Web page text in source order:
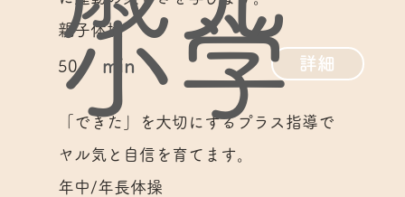
詳細
親子体操
50 min
「できた」を大切にするプラス指導で
ヤル気と自信を育てます。
年中/年長体操
小学